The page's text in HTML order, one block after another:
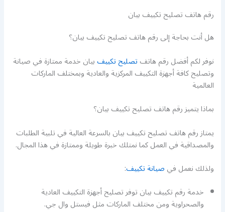
رقم هاتف تصليح تكييف بيان
هل أنت بحاجة إلى رقم هاتف تصليح تكييف بيان؟
نوفر لكم أفضل رقم هاتفتصليح تكييفبيان خدمة ممتازة في صيانة
وتصليح كافة أجهزة التكييف المركزية والعادية وبمختلف الماركات
العالمية
بماذا يتميز رقم هاتف تصليح تكييف بيان؟
يمتاز رقم هاتف تصليح تكييف بيان بالسرعة العالية في تلبية الطلبات
والمصداقية في العمل كما نمتلك خبرة طويلة وممتازة في هذا المجال.
ولذلك نعمل فيصيانة تكييف:
خدمة رقم تكييف بيان توفر تصليح أجهزة التكييف العادية
والصحراوية ومن مختلف الماركات مثل فيستل وال جي.